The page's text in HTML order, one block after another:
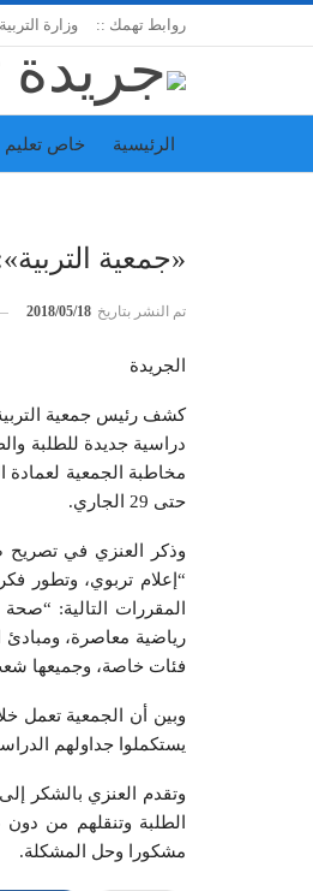
روابط تهمك :: وزارة التربية
الرئيسية خاص تعليم
«جمعية
تم النشر بتاريخ 2018/05/18
الجريدة
كشف رئيس جمعية
دراسية جديدة للطلبة
مخاطبة الجمعية
حتى 29 الجاري.
وذكر العنزي في تصريح
“إعلام تربوي، وتطور
المقررات التالية:
رياضية معاصرة، ومبادئ
فئات خاصة، وجميعها
وبين أن الجمعية تعمل
يستكملوا جداولهم
الطلبة وتنقلهم من دون
مشكورا وحل المشكلة.